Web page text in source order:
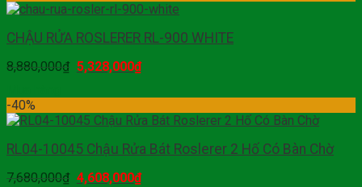
CHẬU RỬA ROSLERER RL-900 WHITE
8,880,000₫ 5,328,000₫
-40%
RL04-10045 Chậu Rửa Bát Roslerer 2 Hố Có Bàn Chờ
7,680,000₫ 4,608,000₫